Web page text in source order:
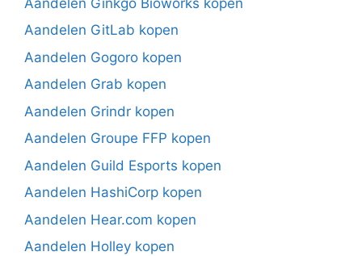
Aandelen GitLab kopen
Aandelen Gogoro kopen
Aandelen Grab kopen
Aandelen Grindr kopen
Aandelen Groupe FFP kopen
Aandelen Guild Esports kopen
Aandelen HashiCorp kopen
Aandelen Hear.com kopen
Aandelen Holley kopen